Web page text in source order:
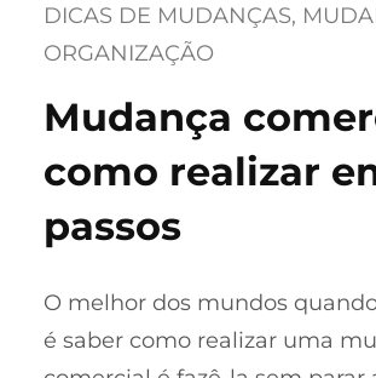
DICAS DE MUDANÇAS,
ORGANIZAÇÃO
Mudança
como realizar
passos
O melhor dos mundos
é saber como realizar uma